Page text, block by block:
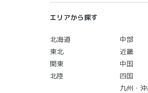
エリアから探す
北海道
東北
関東
北陸
中部
近畿
中国
四国
九州・